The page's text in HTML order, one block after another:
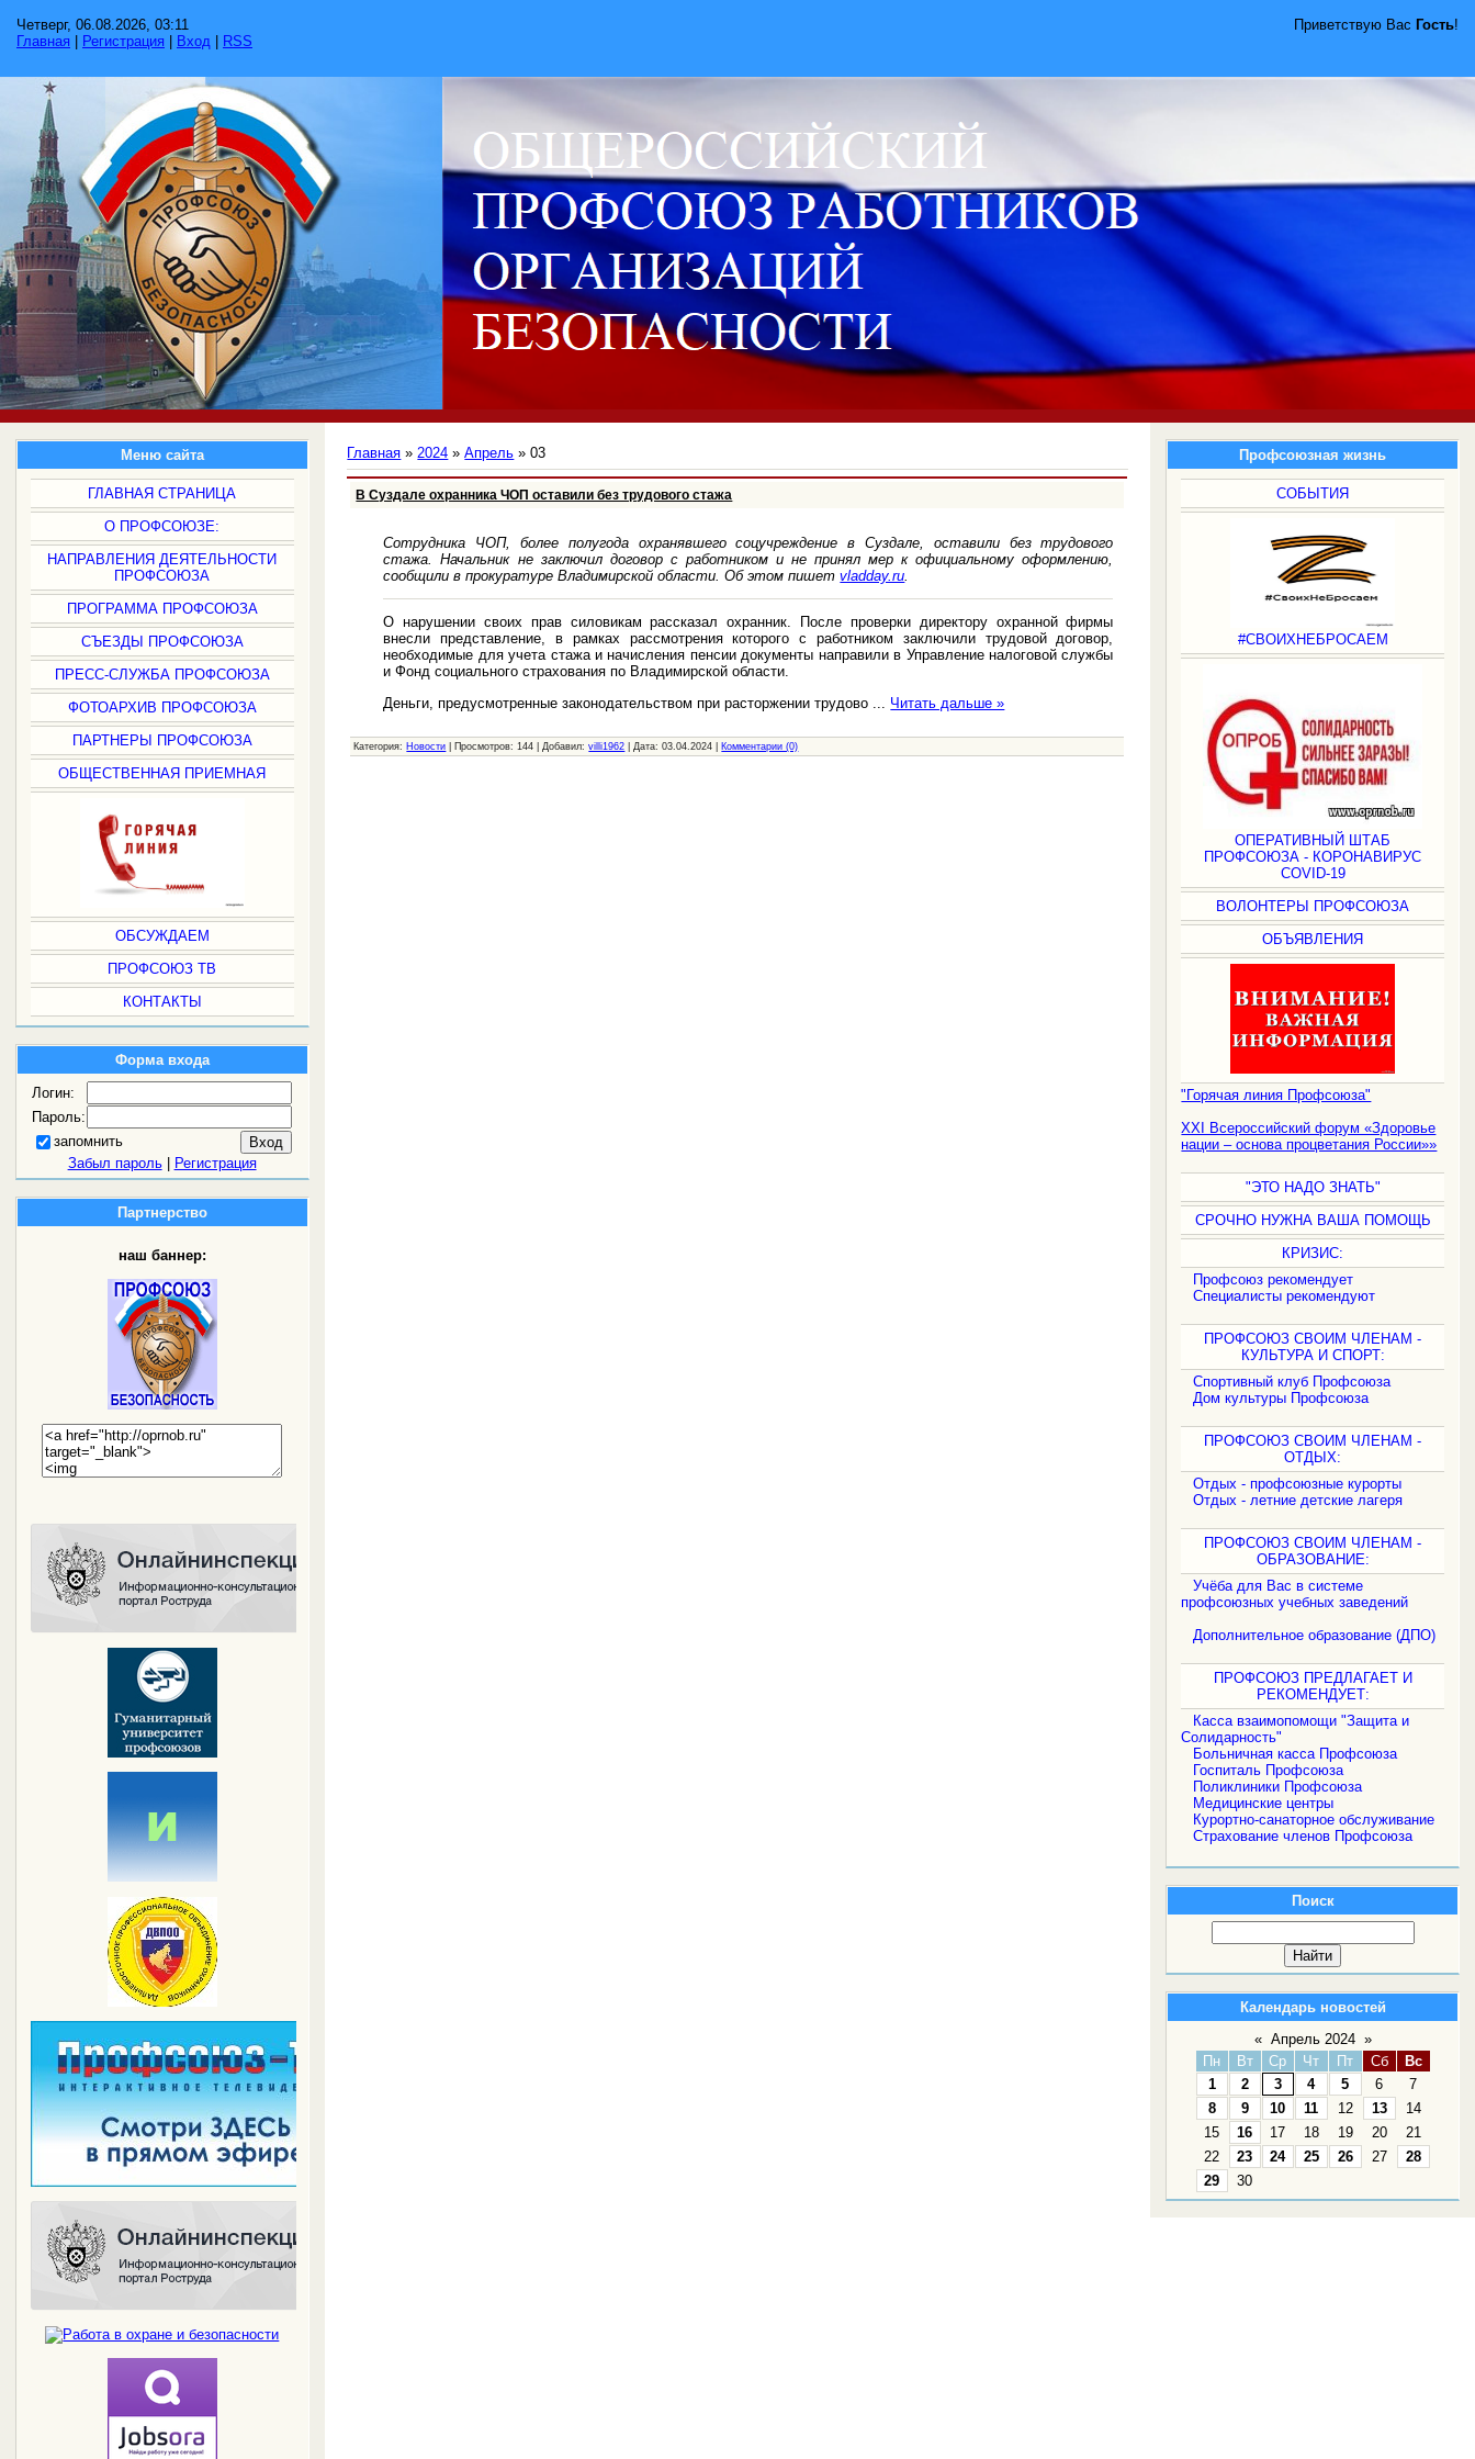
Приветствую Вас Гость!
Четверг, 06.08.2026, 03:11
Главная
Регистрация Вход RSS
Меню сайта
ГЛАВНАЯ СТРАНИЦА
О ПРОФСОЮЗЕ:
НАПРАВЛЕНИЯ ДЕЯТЕЛЬНОСТИ
ПРОФСОЮЗА
ПРОГРАММА ПРОФСОЮЗА
СЪЕЗДЫ ПРОФСОЮЗА
ПРЕСС-СЛУЖБА ПРОФСОЮЗА
ФОТОАРХИВ ПРОФСОЮЗА
ПАРТНЕРЫ ПРОФСОЮЗА
ОБЩЕСТВЕННАЯ ПРИЕМНАЯ
ОБСУЖДАЕМ
ПРОФСОЮЗ ТВ
КОНТАКТЫ
Форма входа
Логин:
Пароль:
запомнить
Забыл пароль| Регистрация
Партнерство
наш баннер:
Профсоюзная жизнь
СОБЫТИЯ
#СВОИХНЕБРОСАЕМ
ОПЕРАТИВНЫЙ ШТАБ
ПРОФСОЮЗА - КОРОНАВИРУС
COVID-19
ВОЛОНТЕРЫ ПРОФСОЮЗА
ОБЪЯВЛЕНИЯ
"Горячая линия Профсоюза"
XXI Всероссийский форум «Здоровье
нации – основа процветания России»»
"ЭТО НАДО ЗНАТЬ"
СРОЧНО НУЖНА ВАША ПОМОЩЬ
КРИЗИС:
Профсоюз рекомендует
Специалисты рекомендуют
ПРОФСОЮЗ СВОИМ ЧЛЕНАМ -
КУЛЬТУРА И СПОРТ:
Спортивный клуб Профсоюза
Дом культуры Профсоюза
ПРОФСОЮЗ СВОИМ ЧЛЕНАМ -
ОТДЫХ:
Отдых - профсоюзные курорты
Отдых - летние детские лагеря
ПРОФСОЮЗ СВОИМ ЧЛЕНАМ -
ОБРАЗОВАНИЕ:
Учёба для Вас в системе
профсоюзных учебных заведений
Дополнительное образование (ДПО)
ПРОФСОЮЗ ПРЕДЛАГАЕТ И
РЕКОМЕНДУЕТ:
Касса взаимопомощи "Защита и
Солидарность"
Больничная касса Профсоюза
Госпиталь Профсоюза
Поликлиники Профсоюза
Медицинские центры
Курортно-санаторное обслуживание
Страхование членов Профсоюза
Поиск
Календарь новостей
« Апрель 2024 »
Пн
Вт Ср Чт Пт Сб
Вс
1
2 3 4 5 6
7
8
9 10 11 12 13
14
15
16 17 18 19 20
21
22
23 24 25 26 27
28
29
30
Главная »2024 » Апрель » 03
В Суздале охранника ЧОП оставили без трудового стажа
Сотрудника ЧОП, более полугода охранявшего соцучреждение в Суздале, оставили без трудового
стажа. Начальник не заключил договор с работником и не принял мер к официальному оформлению,
сообщили в прокуратуре Владимирской области. Об этом пишетvladday.ru
О нарушении своих прав силовикам рассказал охранник. После проверки директору охранной фирмы
внесли представление, в рамках рассмотрения которого с работником заключили трудовой договор,
необходимые для учета стажа и начисления пенсии документы направили в Управление налоговой службы
и Фонд социального страхования по Владимирской области.
Деньги, предусмотренные законодательством при расторжении трудово
Читать дальше »
Категория: Новости Просмотров: 144 Добавил: villi1962 Дата: 03.04.2024 Комментарии (0)